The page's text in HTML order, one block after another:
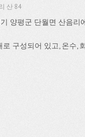
산 84
양평군 단월면 산음
구성되어 있고, 온수,